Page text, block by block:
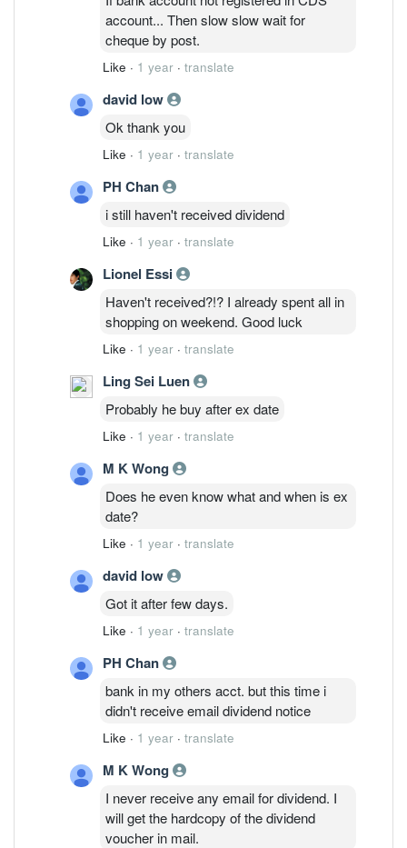
account... Then slow slow wait for
cheque by post.
Like · 1 year · translate
david low
Ok thank you
Like · 1 year · translate
PH Chan
i still haven't received dividend
Like · 1 year · translate
Lionel Essi
Haven't received?!? I already spent all in
shopping on weekend. Good luck
Like · 1 year · translate
Ling Sei Luen
Probably he buy after ex date
Like · 1 year · translate
M K Wong
Does he even know what and when is ex
date?
Like · 1 year · translate
david low
Got it after few days.
Like · 1 year · translate
PH Chan
bank in my others acct. but this time i
didn't receive email dividend notice
Like · 1 year · translate
M K Wong
I never receive any email for dividend. I
will get the hardcopy of the dividend
voucher in mail.